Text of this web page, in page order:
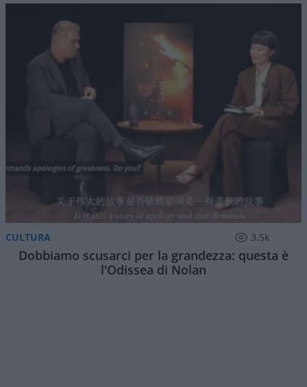
CULTURA 3.5k
Dobbiamo scusarci per la grandezza: questa è
l'Odissea di Nolan